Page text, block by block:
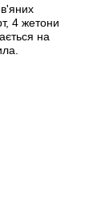
4 жетони
на